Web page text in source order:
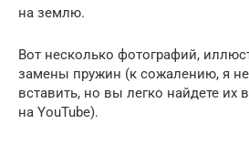
на землю.
Вот несколько фотографий,
замены пружин (к сожалению, я не
вставить, но вы легко найдете их
на YouTube).